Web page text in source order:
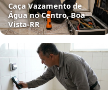
Caça Vazamento de
Água no Centro, Boa
Vista‑RR